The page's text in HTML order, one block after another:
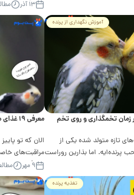
برمی‌گردین...
۱۳ آذر
آموزش نگهداری از پرنده
زمان تخمگذاری و روی تخم
تازه متولد شده یکی از
پرنده‌ایه. اما بذارین روراست
معرفی ۱۹ غذای طبع گرم عروس هلندی مناسب پرریزی و سرما!
الان که تو
مراقبت‌های
آمادگی...
۹ مهر
تغذیه پرنده